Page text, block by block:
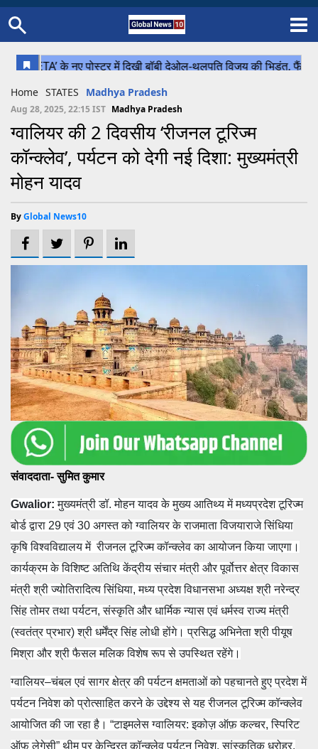
Uttar Pradesh
Chhattisgarh
Bihar
Uttrakhand
Cricket
Football
Home STATES Madhya Pradesh
Aug 28, 2025, 22:15 IST Madhya Pradesh
ग्वालियर की 2 दिवसीय ‘रीजनल टूरिज्म
कॉन्क्लेव’, पर्यटन को देगी नई दिशा: मुख्यमंत्री
मोहन यादव
ByGlobal News10
संवाददाता- सुमित कुमार
Gwalior: मुख्यमंत्री डॉ. मोहन यादव के मुख्य आतिथ्य में मध्यप्रदेश टूरिज्म
बोर्ड द्वारा 29 एवं 30 अगस्त को ग्वालियर के राजमाता विजयाराजे सिंधिया
कृषि विश्वविद्यालय में रीजनल टूरिज्म कॉन्क्लेव का आयोजन किया जाएगा।
कार्यक्रम के विशिष्ट अतिथि केंद्रीय संचार मंत्री और पूर्वोत्तर क्षेत्र विकास
मंत्री श्री ज्योतिरादित्य सिंधिया, मध्य प्रदेश विधानसभा अध्यक्ष श्री नरेन्द्र
सिंह तोमर तथा पर्यटन, संस्कृति और धार्मिक न्यास एवं धर्मस्व राज्य मंत्री
(स्वतंत्र प्रभार) श्री धर्मेंद्र सिंह लोधी होंगे। प्रसिद्ध अभिनेता श्री पीयूष
मिश्रा और श्री फैसल मलिक विशेष रूप से उपस्थित रहेंगे।
ग्वालियर–चंबल एवं सागर क्षेत्र की पर्यटन क्षमताओं को पहचानते हुए प्रदेश में
पर्यटन निवेश को प्रोत्साहित करने के उद्देश्य से यह रीजनल टूरिज्म कॉन्क्लेव
आयोजित की जा रहा है। “टाइमलेस ग्वालियर: इकोज़ ऑफ़ कल्चर, स्पिरिट
ऑफ़ लेगेसी” थीम पर केन्द्रित कॉन्क्लेव पर्यटन निवेश, सांस्कृतिक धरोहर,